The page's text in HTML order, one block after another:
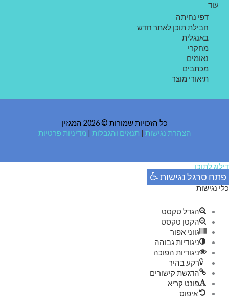
עוד
דפי נחיתה
חבילת תוכן לאתר חדש
באנגלית
מחקרי
נאומים
מכתבים
תיאורי מוצר
כל הזכויות שמורות © 2026 המגזין
הצהרת נגישות | תנאים והגבלות | מדיניות פרטיות
דילוג לתוכן
פתח סרגל נגישות
כלי נגישות
הגדל טקסט
הקטן טקסט
גווני אפור
ניגודיות גבוהה
ניגודיות הפוכה
רקע בהיר
הדגשת קישורים
פונט קריא
איפוס